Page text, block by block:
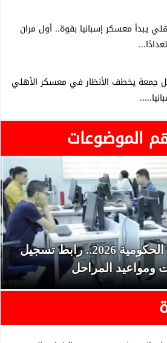
يبدأ معسكر إسبانيا بقوة.. أول مران
جمعة يخطف الأنظار في معسكر الأهلي
الموضوعات
تنسيق الجامعات الحكومية 2026.. رابط تسجيل
ومواعيد المراحل